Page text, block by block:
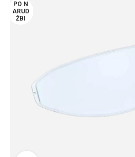
PO N
ARUD
ŽBI